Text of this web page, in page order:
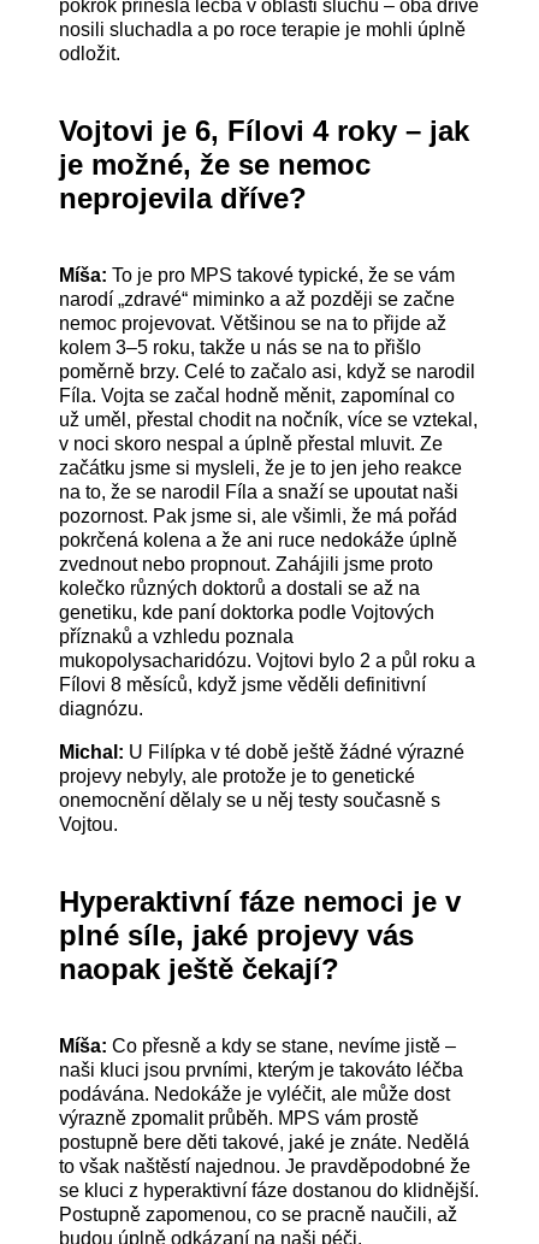
pokrok přinesla léčba v oblasti sluchu – oba dříve
nosili sluchadla a po roce terapie je mohli úplně
odložit.
Vojtovi je 6, Fílovi 4 roky – jak
je možné, že se nemoc
neprojevila dříve?
Míša: To je pro MPS takové typické, že se vám
narodí „zdravé“ miminko a až později se začne
nemoc projevovat. Většinou se na to přijde až
kolem 3–5 roku, takže u nás se na to přišlo
poměrně brzy. Celé to začalo asi, když se narodil
Fíla. Vojta se začal hodně měnit, zapomínal co
už uměl, přestal chodit na nočník, více se vztekal,
v noci skoro nespal a úplně přestal mluvit. Ze
začátku jsme si mysleli, že je to jen jeho reakce
na to, že se narodil Fíla a snaží se upoutat naši
pozornost. Pak jsme si, ale všimli, že má pořád
pokrčená kolena a že ani ruce nedokáže úplně
zvednout nebo propnout. Zahájili jsme proto
kolečko různých doktorů a dostali se až na
genetiku, kde paní doktorka podle Vojtových
příznaků a vzhledu poznala
mukopolysacharidózu. Vojtovi bylo 2 a půl roku a
Fílovi 8 měsíců, když jsme věděli definitivní
diagnózu.
Michal: U Filípka v té době ještě žádné výrazné
projevy nebyly, ale protože je to genetické
onemocnění dělaly se u něj testy současně s
Vojtou.
Hyperaktivní fáze nemoci je v
plné síle, jaké projevy vás
naopak ještě čekají?
Míša:Co přesně a kdy se stane, nevíme jistě –
naši kluci jsou prvními, kterým je takováto léčba
podávána. Nedokáže je vyléčit, ale může dost
výrazně zpomalit průběh. MPS vám prostě
postupně bere děti takové, jaké je znáte. Nedělá
to však naštěstí najednou. Je pravděpodobné že
se kluci z hyperaktivní fáze dostanou do klidnější.
Postupně zapomenou, co se pracně naučili, až
budou úplně odkázaní na naši péči.